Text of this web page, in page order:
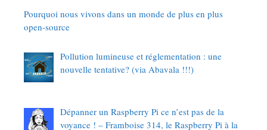
Pourquoi nous vivons dans un monde de plus en plus
open-source
Pollution lumineuse et réglementation : une
nouvelle tentative? (via Abavala !!!)
Dépanner un Raspberry Pi ce n’est pas de la
voyance ! – Framboise 314, le Raspberry Pi à la